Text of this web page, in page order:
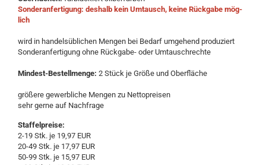
Son­der­an­fer­ti­gung: des­halb kein Um­tausch, keine Rück­ga­be mög­
lich
wird in han­dels­üb­li­chen Men­gen bei Be­darf um­ge­hend pro­du­ziert
Son­der­an­fer­ti­gung ohne Rückgabe-​ oder Um­tausch­rech­te
Mindest-​Bestellmenge: 2 Stück je Größe und Ober­flä­che
grö­ße­re ge­werb­li­che Men­gen zu Net­to­prei­sen
sehr gerne auf Nach­fra­ge
Staffelpreise:
2-19 Stk. je 19,97 EUR
20-49 Stk. je 17,97 EUR
50-99 Stk. je 15,97 EUR